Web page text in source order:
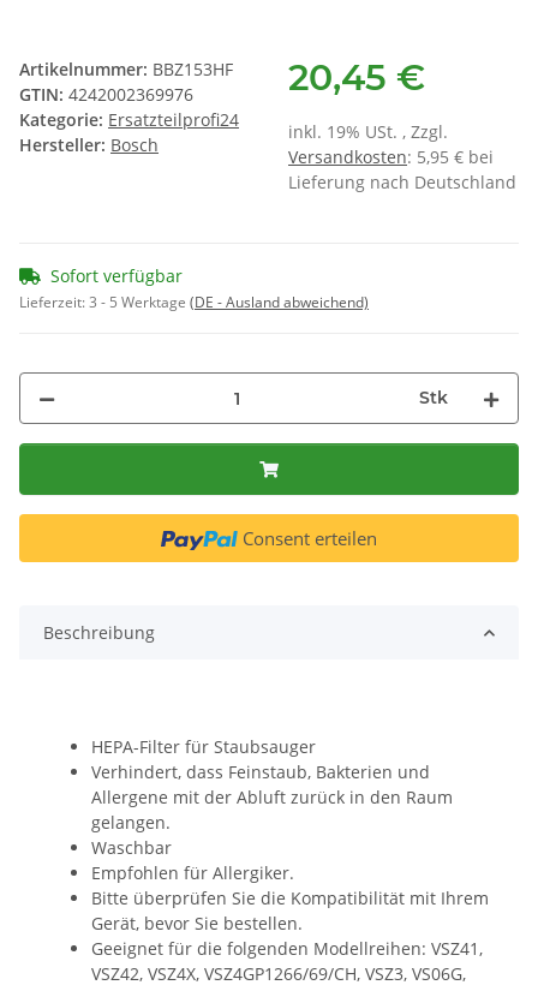
Artikelnummer: BBZ153HF
GTIN: 4242002369976
Kategorie: Ersatzteilprofi24
Hersteller: Bosch
20,45 €
inkl. 19% USt. , Zzgl.
Versandkosten: 5,95 € bei
Lieferung nach Deutschland
Sofort verfügbar
Lieferzeit:3 - 5 Werktage (DE - Ausland abweichend)
Stk
Consent erteilen
Beschreibung
HEPA-Filter für Staubsauger
Verhindert, dass Feinstaub, Bakterien und
Allergene mit der Abluft zurück in den Raum
gelangen.
Waschbar
Empfohlen für Allergiker.
Bitte überprüfen Sie die Kompatibilität mit Ihrem
Gerät, bevor Sie bestellen.
Geeignet für die folgenden Modellreihen: VSZ41,
VSZ42, VSZ4X, VSZ4GP1266/69/CH, VSZ3, VS06G,